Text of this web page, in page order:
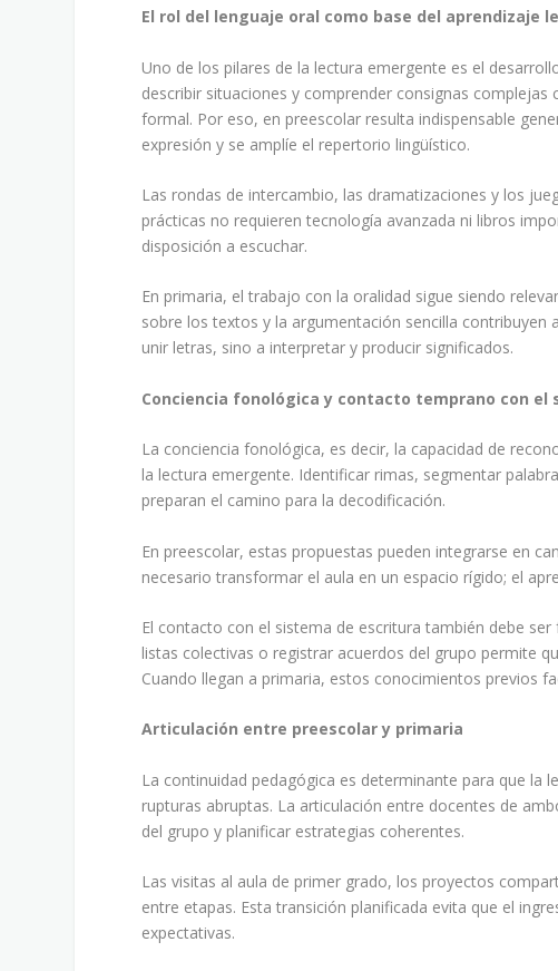
El rol del lenguaje oral como base del aprendizaje
Uno de los pilares de la lectura emergente es el
describir situaciones y comprender consignas
formal. Por eso, en preescolar resulta indispensable
expresión y se amplíe el repertorio lingüístico.
Las rondas de intercambio, las dramatizaciones y los
prácticas no requieren tecnología avanzada ni libros
disposición a escuchar.
En primaria, el trabajo con la oralidad sigue siendo
sobre los textos y la argumentación sencilla
unir letras, sino a interpretar y producir significados.
Conciencia fonológica y contacto temprano con el
La conciencia fonológica, es decir, la capacidad de
la lectura emergente. Identificar rimas, segmentar
preparan el camino para la decodificación.
En preescolar, estas propuestas pueden integrarse en
necesario transformar el aula en un espacio rígido; el
El contacto con el sistema de escritura también debe
listas colectivas o registrar acuerdos del grupo permite
Cuando llegan a primaria, estos conocimientos previos
Articulación entre preescolar y primaria
La continuidad pedagógica es determinante para que la
rupturas abruptas. La articulación entre docentes de
del grupo y planificar estrategias coherentes.
Las visitas al aula de primer grado, los proyectos
entre etapas. Esta transición planificada evita que el
expectativas.